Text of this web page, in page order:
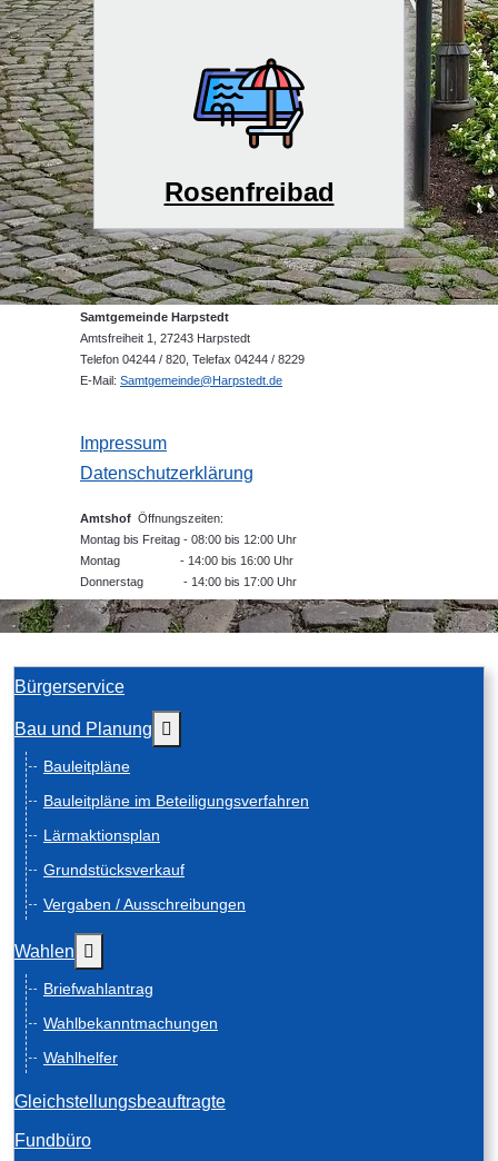
Rosenfreibad
Samtgemeinde Harpstedt
Amtsfreiheit 1, 27243 Harpstedt
Telefon 04244 / 820, Telefax 04244 / 8229
E-Mail: Samtgemeinde@Harpstedt.de
Impressum
Datenschutzerklärung
Amtshof Öffnungszeiten:
Montag bis Freitag - 08:00 bis 12:00 Uhr
Montag - 14:00 bis 16:00 Uhr
Donnerstag - 14:00 bis 17:00 Uhr
Bürgerservice
Bau und Planung
Bauleitpläne
Bauleitpläne im Beteiligungsverfahren
Lärmaktionsplan
Grundstücksverkauf
Vergaben / Ausschreibungen
Wahlen
Briefwahlantrag
Wahlbekanntmachungen
Wahlhelfer
Gleichstellungsbeauftragte
Fundbüro